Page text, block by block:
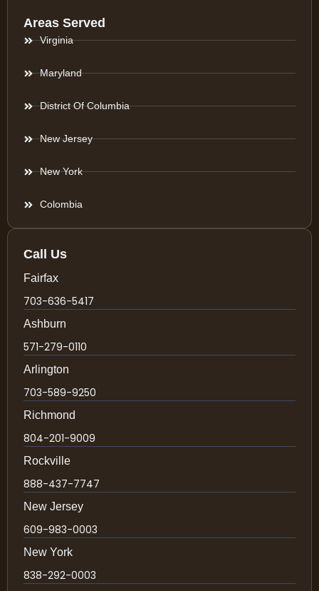
Areas Served
Virginia
Maryland
District Of Columbia
New Jersey
New York
Colombia
Call Us
Fairfax
703-636-5417
Ashburn
571-279-0110
Arlington
703-589-9250
Richmond
804-201-9009
Rockville
888-437-7747
New Jersey
609-983-0003
New York
838-292-0003